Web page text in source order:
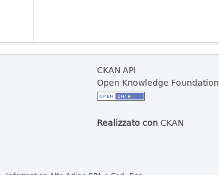
CKAN API
Open Knowledge Foundation
Realizzato conCKAN